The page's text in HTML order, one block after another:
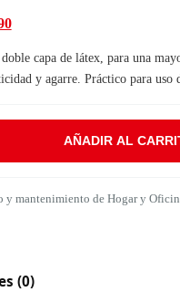
original era:
actual es: $
capa de látex, para una
y agarre. Práctico para uso
Industrial (Calibre 25) Talla 8
AÑADIR AL
y mantenimiento de Hogar y
(0)